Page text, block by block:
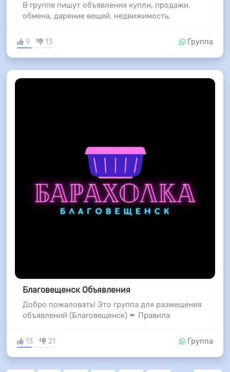
В группе пишут объявления купли, продажи,
обмена, дарение вещей, недвижимость,
9 13 Группа
Благовещенск Объявления
Добро пожаловать! Это группа для размещения
объявлений (Благовещенск) ✒ Правила
13 21 Группа